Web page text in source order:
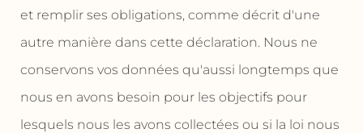
et remplir ses obligations, comme décrit d'une
autre manière dans cette déclaration. Nous ne
conservons vos données qu'aussi longtemps que
nous en avons besoin pour les objectifs pour
lesquels nous les avons collectées ou si la loi nous